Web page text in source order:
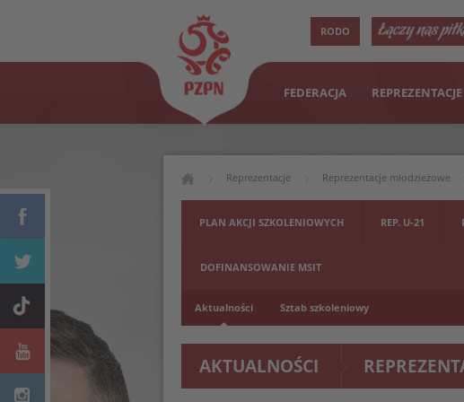
RODO
FEDERACJA REPREZENTACJE
Reprezentacje Reprezentacje młodzieżowe
PLAN AKCJI SZKOLENIOWYCH REP. U-21
DOFINANSOWANIE MSIT
Aktualności Sztab szkoleniowy
AKTUALNOŚCI